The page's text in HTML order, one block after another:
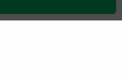
รั้งก็ยังประทับวิธีการใช้งาน ติดต่อเรา